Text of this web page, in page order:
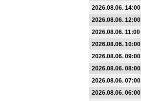
2026.08.06. 14:00
2026.08.06. 12:00
2026.08.06. 11:00
2026.08.06. 10:00
2026.08.06. 09:00
2026.08.06. 08:00
2026.08.06. 07:00
2026.08.06. 06:00